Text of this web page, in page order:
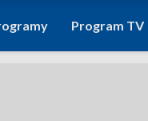
Program TV